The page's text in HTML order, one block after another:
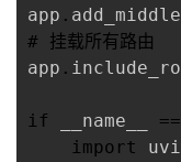
app .
# 挂载所有路由
app .
if __name__ ==
import